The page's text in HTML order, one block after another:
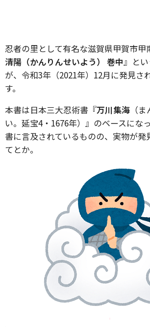
忍者の里として有名な滋賀県甲賀市甲
清陽（かんりんせいよう） 巻中』と
が、令和3年（2021年）12月に発見さ
す。
本書は日本三大忍術書『万川集海 （
い。延宝4・1676年）』のベースにな
書に言及されているものの、実物が発
てとか。